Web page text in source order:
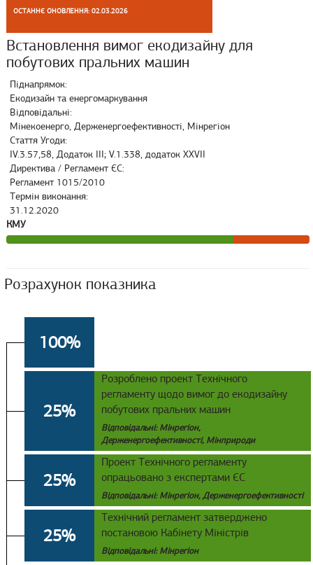
ОСТАННЄ ОНОВЛЕННЯ: 02.03.2026
Встановлення вимог екодизайну для
побутових пральних машин
Піднапрямок:
Екодизайн та енергомаркування
Відповідальні:
Мінекоенерго, Держенергоефективності, Мінрегіон
Стаття Угоди:
IV.3.57,58, Додаток III; V.1.338, додаток XXVII
Директива / Регламент ЄС:
Регламент 1015/2010
Термін виконання:
31.12.2020
КМУ
Розрахунок показника
100%
25%
Розроблено проект Технічного
регламенту щодо вимог до екодизайну
побутових пральних машин
Відповідальні: Мінрегіон,
Держенергоефективності, Мінприроди
25%
Проект Технічного регламенту
опрацьовано з експертами ЄС
Відповідальні: Мінрегіон, Держенергоефективності
25%
Технічний регламент затверджено
постановою Кабінету Міністрів
Відповідальні: Мінрегіон